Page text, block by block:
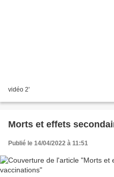
vidéo 2'
Morts et effets
Publié le 14/04/2022 à 11:51